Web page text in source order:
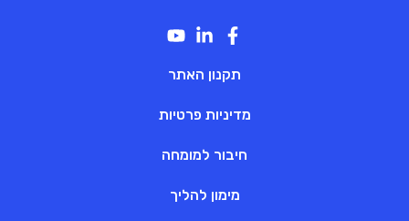
תקנון האתר
מדיניות פרטיות
חיבור למומחה
מימון להליך